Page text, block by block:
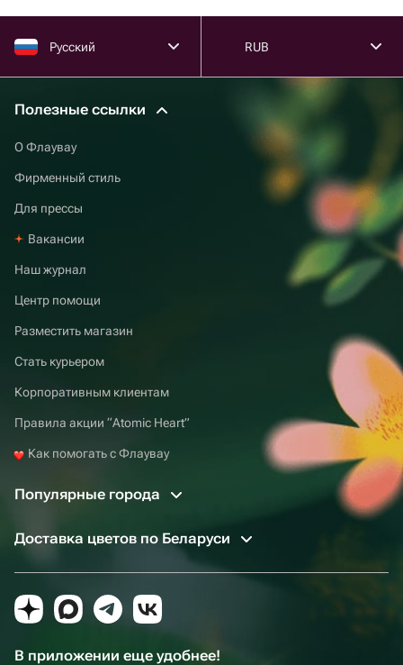
Русский RUB
Полезные ссылки
О Флаувау
Фирменный стиль
Для прессы
Вакансии
Наш журнал
Центр помощи
Разместить магазин
Стать курьером
Корпоративным клиентам
Правила акции “Atomic Heart”
Как помогать с Флаувау
Популярные города
Доставка цветов по Беларуси
В приложении еще удобнее!